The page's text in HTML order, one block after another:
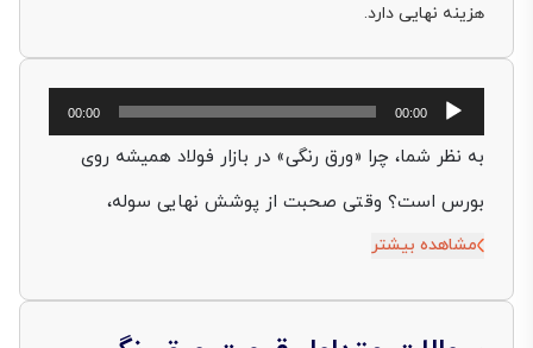
هزینه نهایی دارد.
پخش‌کننده
صوت
00:00
00:00
به نظر شما، چرا «ورق رنگی» در بازار فولاد همیشه روی
بورس است؟ وقتی صحبت از پوشش نهایی سوله،
شیروانی ویلایی، کانکس کارگاهی یا حتی بدنه یخچال
«سطح فلزی موردنظر در برابر رطوبت و اشعه UV چقدر
مشاهده بیشتر